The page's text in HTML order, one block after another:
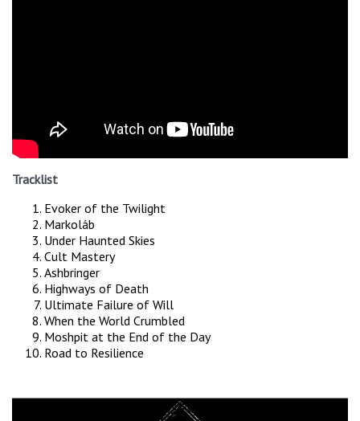
Tracklist
Evoker of the Twilight
Markoláb
Under Haunted Skies
Cult Mastery
Ashbringer
Highways of Death
Ultimate Failure of Will
When the World Crumbled
Moshpit at the End of the Day
Road to Resilience